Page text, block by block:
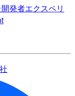
発者エクスペリ